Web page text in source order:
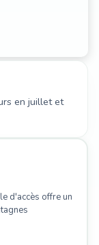
en juillet et
d'accès offre un